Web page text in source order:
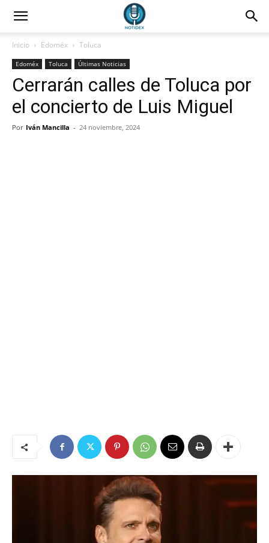
Inicio Edoméx Toluca
Edoméx Toluca Últimas Noticias
Cerrarán calles de Toluca por
el concierto de Luis Miguel
Por Iván Mancilla - 24 noviembre, 2024